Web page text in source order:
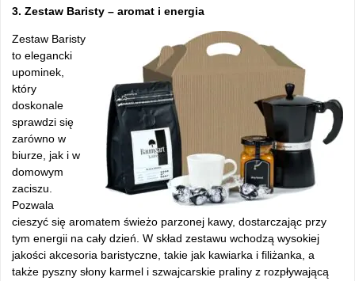
3. Zestaw Baristy – aromat i energia
Zestaw Baristy
to elegancki
upominek,
który
doskonale
sprawdzi się
zarówno w
biurze, jak i w
domowym
zaciszu.
Pozwala
cieszyć się aromatem świeżo parzonej kawy, dostarczając przy
tym energii na cały dzień. W skład zestawu wchodzą wysokiej
jakości akcesoria baristyczne, takie jak kawiarka i filiżanka, a
także pyszny słony karmel i szwajcarskie praliny z rozpływającą